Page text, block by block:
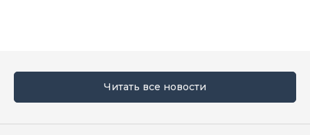
Читать все новости